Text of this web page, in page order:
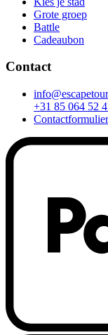
Grote groep
Battle
Cadeaubon
Contact
+31 85 064 52
Contactformulier